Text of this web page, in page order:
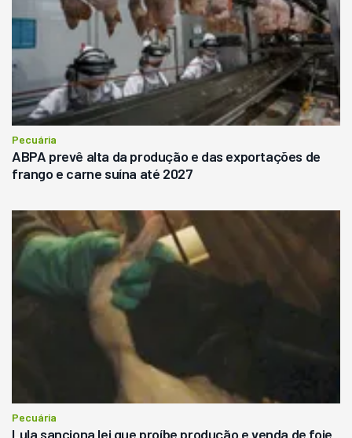
Pecuária
ABPA prevê alta da produção e das exportações de
frango e carne suína até 2027
Pecuária
Lula sanciona lei que proíbe produção e venda de foie